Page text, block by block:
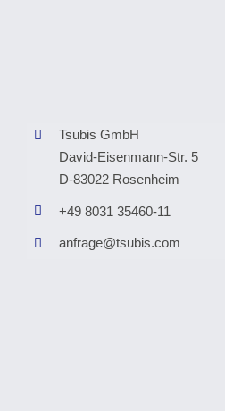
Tsubis GmbH
David-Eisenmann-Str. 5
D-83022 Rosenheim
+49 8031 35460-11
anfrage@tsubis.com